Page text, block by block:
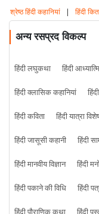
श्रेष्ठ हिंदी कहानियां | हिंदी
अन्य रसप्रद विकल्प
हिंदी लघुकथा हिंदी
हिंदी क्लासिक कहानियां
हिंदी कविता
हिंदी यात्रा
हिंदी जासूसी कहानी
हिंदी
हिंदी मानवीय विज्ञान
हिंदी
हिंदी पकाने की विधि
हिंदी